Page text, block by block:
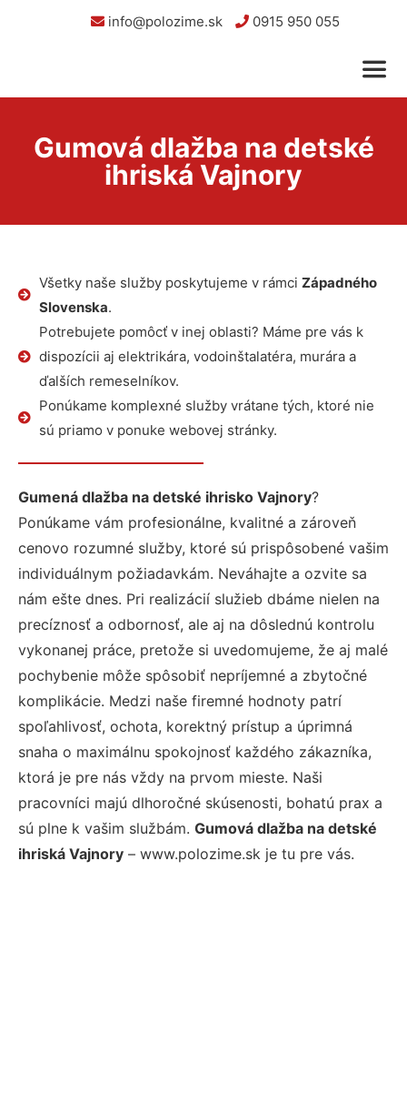
info@polozime.sk 0915 950 055
Gumová dlažba na detské
ihriská Vajnory
Všetky naše služby poskytujeme v rámci Západného
Slovenska.
Potrebujete pomôcť v inej oblasti? Máme pre vás k
dispozícii aj elektrikára, vodoinštalatéra, murára a
ďalších remeselníkov.
Ponúkame komplexné služby vrátane tých, ktoré nie
sú priamo v ponuke webovej stránky.
Gumená dlažba na detské ihrisko Vajnory?
Ponúkame vám profesionálne, kvalitné a zároveň
cenovo rozumné služby, ktoré sú prispôsobené vašim
individuálnym požiadavkám. Neváhajte a ozvite sa
nám ešte dnes. Pri realizácií služieb dbáme nielen na
precíznosť a odbornosť, ale aj na dôslednú kontrolu
vykonanej práce, pretože si uvedomujeme, že aj malé
pochybenie môže spôsobiť nepríjemné a zbytočné
komplikácie. Medzi naše firemné hodnoty patrí
spoľahlivosť, ochota, korektný prístup a úprimná
snaha o maximálnu spokojnosť každého zákazníka,
ktorá je pre nás vždy na prvom mieste. Naši
pracovníci majú dlhoročné skúsenosti, bohatú prax a
sú plne k vašim službám. Gumová dlažba na detské
ihriská Vajnory – www.polozime.sk je tu pre vás.